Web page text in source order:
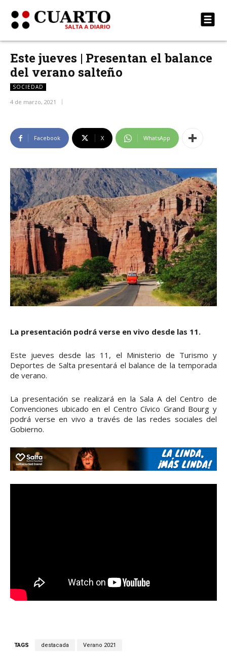
Este jueves | Presentan el balance
del verano salteño
SOCIEDAD
4 de marzo, 2021
Facebook X WhatsApp
La presentación podrá verse en vivo desde las 11.
Este jueves desde las 11, el Ministerio de Turismo y
Deportes de Salta presentará el balance de la temporada
de verano.
La presentación se realizará en la Sala A del Centro de
Convenciones ubicado en el Centro Cívico Grand Bourg y
podrá verse en vivo a través de las redes sociales del
Gobierno.
TAGS destacada Verano 2021